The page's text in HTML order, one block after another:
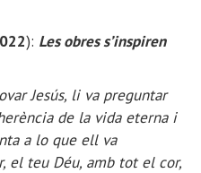
): Les obres s’inspiren
Jesús, li va preguntar
de la vida eterna i
a lo que ell va
el teu Déu, amb tot el cor,